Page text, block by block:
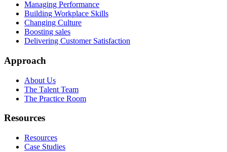
Managing Performance
Building Workplace Skills
Changing Culture
Boosting sales
Delivering Customer Satisfaction
Approach
About Us
The Talent Team
The Practice Room
Resources
Resources
Case Studies